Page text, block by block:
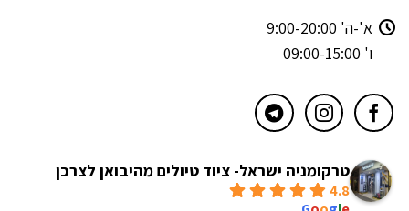
א'-ה' 9:00-20:00
ו' 09:00-15:00
טרקומניה ישראל- ציוד טיולים מהיבואן לצרכן
4.8